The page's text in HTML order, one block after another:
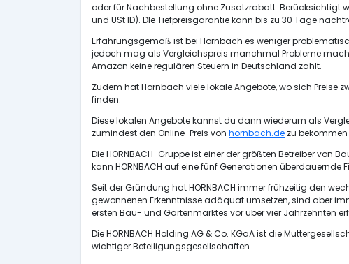
oder für Nachbestellung ohne Zusatzrabatt. Berücksichtigt
und USt ID). DIe Tiefpreisgarantie kann bis zu 30 Tage
Erfahrungsgemäß ist bei Hornbach es weniger
jedoch mag als Vergleichspreis manchmal Probleme
Amazon keine regulären Steuern in Deutschland zahlt.
Zudem hat Hornbach viele lokale Angebote, wo sich Preise
finden.
Diese lokalen Angebote kannst du dann wiederum als
zumindest den Online-Preis von hornbach.de zu
Die HORNBACH-Gruppe ist einer der größten Betreiber von
kann HORNBACH auf eine fünf Generationen überdauernde
Seit der Gründung hat HORNBACH immer frühzeitig den
gewonnenen Erkenntnisse adäquat umsetzen, sind aber
ersten Bau- und Gartenmarktes vor über vier Jahrzehnten
Die HORNBACH Holding AG & Co. KGaA ist die
wichtiger Beteiligungsgesellschaften.